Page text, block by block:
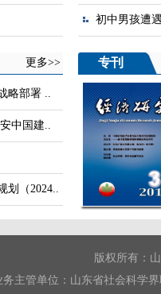
初中男孩遭
更多>>
略部署 ..
中国建..
划（2024..
专刊
版权所有：
务主管单位：山东省社会科学